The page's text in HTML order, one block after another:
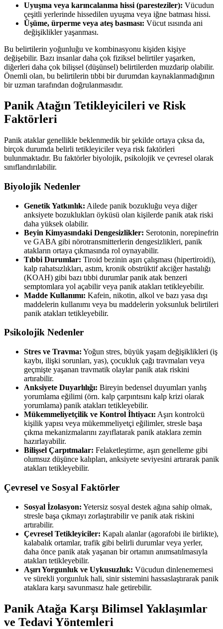
Uyuşma veya karıncalanma hissi (paresteziler): Vücudun
çeşitli yerlerinde hissedilen uyuşma veya iğne batması hissi.
Üşüme, ürperme veya ateş basması: Vücut ısısında ani
değişiklikler yaşanması.
Bu belirtilerin yoğunluğu ve kombinasyonu kişiden kişiye
değişebilir. Bazı insanlar daha çok fiziksel belirtiler yaşarken,
diğerleri daha çok bilişsel (düşünsel) belirtilerden muzdarip olabilir.
Önemli olan, bu belirtilerin tıbbi bir durumdan kaynaklanmadığının
bir uzman tarafından doğrulanmasıdır.
Panik Atağın Tetikleyicileri ve Risk
Faktörleri
Panik ataklar genellikle beklenmedik bir şekilde ortaya çıksa da,
birçok durumda belirli tetikleyiciler veya risk faktörleri
bulunmaktadır. Bu faktörler biyolojik, psikolojik ve çevresel olarak
sınıflandırılabilir.
Biyolojik Nedenler
Genetik Yatkınlık: Ailede panik bozukluğu veya diğer
anksiyete bozuklukları öyküsü olan kişilerde panik atak riski
daha yüksek olabilir.
Beyin Kimyasındaki Dengesizlikler: Serotonin, norepinefrin
ve GABA gibi nörotransmitterlerin dengesizlikleri, panik
atakların ortaya çıkmasında rol oynayabilir.
Tıbbi Durumlar: Tiroid bezinin aşırı çalışması (hipertiroidi),
kalp rahatsızlıkları, astım, kronik obstrüktif akciğer hastalığı
(KOAH) gibi bazı tıbbi durumlar panik atak benzeri
semptomlara yol açabilir veya panik atakları tetikleyebilir.
Madde Kullanımı: Kafein, nikotin, alkol ve bazı yasa dışı
maddelerin kullanımı veya bu maddelerin yoksunluk belirtileri
panik atakları tetikleyebilir.
Psikolojik Nedenler
Stres ve Travma: Yoğun stres, büyük yaşam değişiklikleri (iş
kaybı, ilişki sorunları, yas), çocukluk çağı travmaları veya
geçmişte yaşanan travmatik olaylar panik atak riskini
artırabilir.
Anksiyete Duyarlılığı: Bireyin bedensel duyumları yanlış
yorumlama eğilimi (örn. kalp çarpıntısını kalp krizi olarak
yorumlama) panik atakları tetikleyebilir.
Mükemmeliyetçilik ve Kontrol İhtiyacı: Aşırı kontrolcü
kişilik yapısı veya mükemmeliyetçi eğilimler, stresle başa
çıkma mekanizmalarını zayıflatarak panik ataklara zemin
hazırlayabilir.
Bilişsel Çarpıtmalar: Felaketleştirme, aşırı genelleme gibi
olumsuz düşünce kalıpları, anksiyete seviyesini artırarak panik
atakları tetikleyebilir.
Çevresel ve Sosyal Faktörler
Sosyal İzolasyon: Yetersiz sosyal destek ağına sahip olmak,
stresle başa çıkmayı zorlaştırabilir ve panik atak riskini
artırabilir.
Çevresel Tetikleyiciler: Kapalı alanlar (agorafobi ile birlikte),
kalabalık ortamlar, trafik gibi belirli durumlar veya yerler,
daha önce panik atak yaşanan bir ortamın anımsatılmasıyla
atakları tetikleyebilir.
Aşırı Yorgunluk ve Uykusuzluk: Vücudun dinlenememesi
ve sürekli yorgunluk hali, sinir sistemini hassaslaştırarak panik
ataklara karşı savunmasız hale getirebilir.
Panik Atağa Karşı Bilimsel Yaklaşımlar
ve Tedavi Yöntemleri